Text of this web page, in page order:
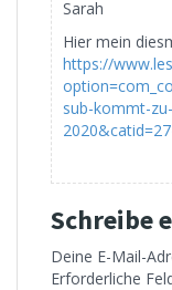
Sarah
Hier mein
https://
sub-kommt-
Schreibe
Deine E-Mail-
Erforderliche